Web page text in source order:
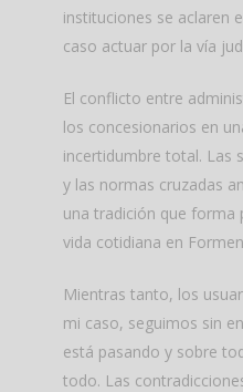
instituciones se aclaren
caso actuar por la vía
El conflicto entre
los concesionarios en
incertidumbre total. Las
y las normas cruzadas
una tradición que forma
vida cotidiana en
Mientras tanto, los
mi caso, seguimos sin
está pasando y sobre
todo. Las